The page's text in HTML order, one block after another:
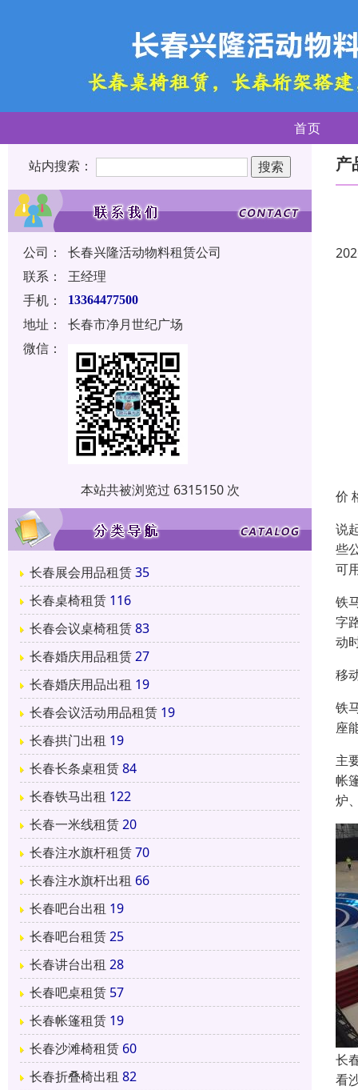
首页
站内搜索：
公司：
长春兴隆活动物料租赁公司
联系：
王经理
手机：
13364477500
地址：
长春市净月世纪广场
微信：
本站共被浏览过 6315150 次
长春展会用品租赁35
长春桌椅租赁 116
长春会议桌椅租赁83
长春婚庆用品租赁27
长春婚庆用品出租 19
长春会议活动用品租赁 19
长春拱门出租 19
长春长条桌租赁84
长春铁马出租 122
长春一米线租赁20
长春注水旗杆租赁70
长春注水旗杆出租 66
长春吧台出租 19
长春吧台租赁25
长春讲台出租 28
长春吧桌租赁 57
长春帐篷租赁 19
长春沙滩椅租赁 60
长春折叠椅出租 82
产
价
说
些
可
铁
字
动
移
铁
座
主
帐
炉
长
看